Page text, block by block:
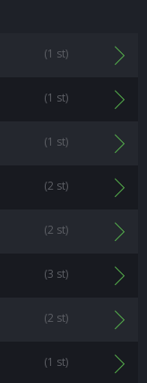
(1 st)
(1 st)
(1 st)
(2 st)
(2 st)
(3 st)
(2 st)
(1 st)